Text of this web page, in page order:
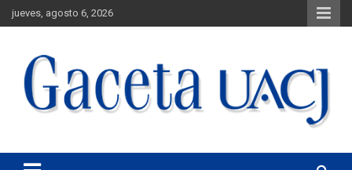
jueves, agosto 6, 2026
Gaceta UACJ